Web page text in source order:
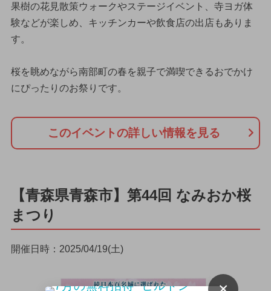
果樹の花見散策ウォークやステージイベント、寺ヨガ体
験などが楽しめ、キッチンカーや飲食店の出店もありま
す。
桜を眺めながら南部町の春を親子で満喫できるおでかけ
にぴったりのお祭りです。
このイベントの詳しい情報を見る
【青森県青森市】第44回 なみおか桜
まつり
開催日時：2025/04/19(土)